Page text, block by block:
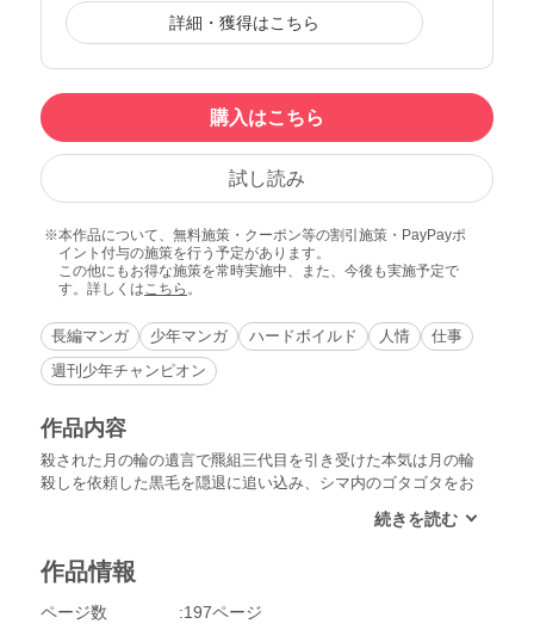
詳細・獲得はこちら
購入はこちら
試し読み
本作品について、無料施策・クーポン等の割引施策・PayPayポ
イント付与の施策を行う予定があります。
この他にもお得な施策を常時実施中、また、今後も実施予定で
す。詳しくはこちら 。
長編マンガ 少年マンガ ハードボイルド 人情
仕事
週刊少年チャンピオン
作品内容
殺された月の輪の遺言で羆組三代目を引き受けた本気は月の輪
殺しを依頼した黒毛を隠退に追い込み、シマ内のゴタゴタをお
り羆組組長を隠退し、再び烏組みに戻って来た。だが、刑務所
追い出され、雷音組のシマへと流れて来た。そこに染夜が訪ね
言いだした。だが、本気は……！？
作品情報
ページ数
197ページ